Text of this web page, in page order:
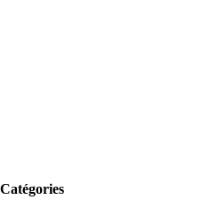
Catégories